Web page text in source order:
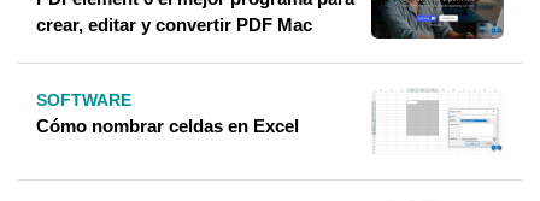
crear, editar y convertir PDF Mac
SOFTWARE
Cómo nombrar celdas en Excel